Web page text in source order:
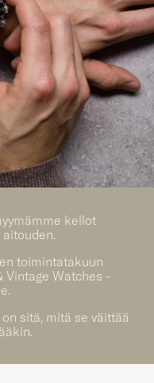
kellot
toimintatakuun
Vintage Watches -
sitä, mitä se väittää